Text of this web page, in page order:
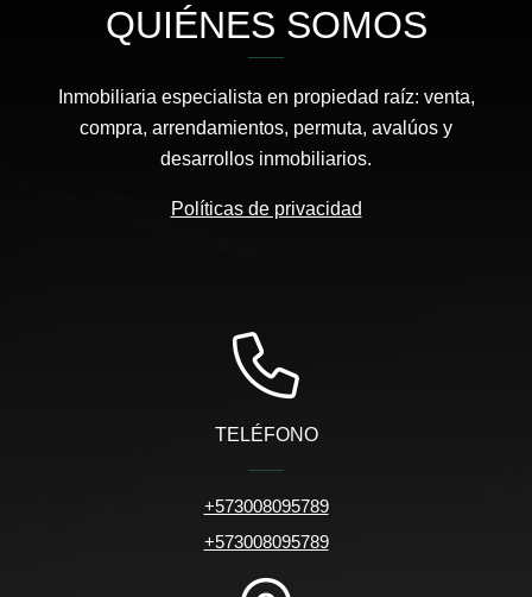
QUIÉNES SOMOS
Inmobiliaria especialista en propiedad raíz: venta,
compra, arrendamientos, permuta, avalúos y
desarrollos inmobiliarios.
Políticas de privacidad
TELÉFONO
+573008095789
+573008095789